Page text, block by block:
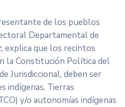
de los pueblos
Departamental de
explica que los recintos
la Constitución Política del
Jurisdiccional, deben ser
indígenas, Tierras
y/o autonomías indígenas